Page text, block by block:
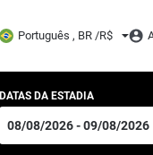
Português , BR /R$
DATAS DA ESTADIA